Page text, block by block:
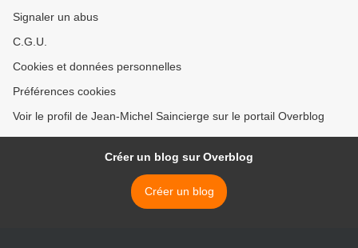
Signaler un abus
C.G.U.
Cookies et données personnelles
Préférences cookies
Voir le profil de Jean-Michel Saincierge sur le portail Overblog
Créer un blog sur Overblog
Créer un blog